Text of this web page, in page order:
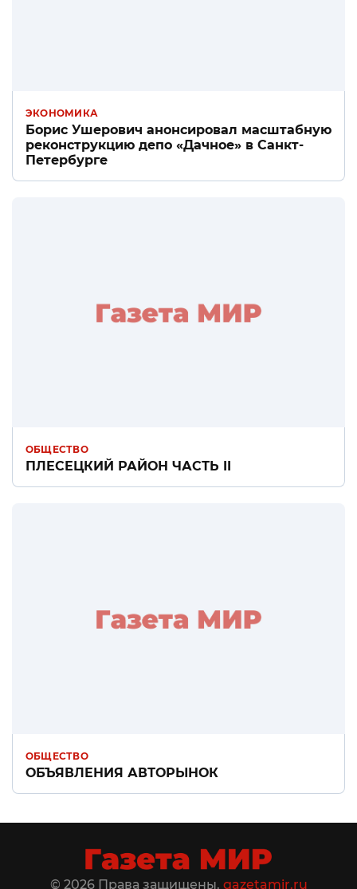
ЭКОНОМИКА
Борис Ушерович анонсировал масштабную
реконструкцию депо «Дачное» в Санкт-
Петербурге
ОБЩЕСТВО
ПЛЕСЕЦКИЙ РАЙОН ЧАСТЬ II
ОБЩЕСТВО
ОБЪЯВЛЕНИЯ АВТОРЫНОК
© 2026 Права защищены. gazetamir.ru